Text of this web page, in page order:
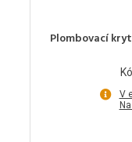
Plombovací
V